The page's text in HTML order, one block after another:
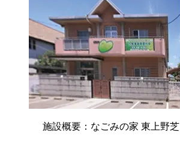
施設概要：なごみの家 東上野芝